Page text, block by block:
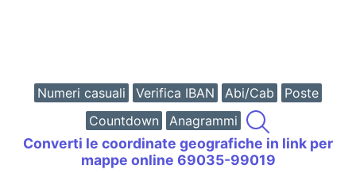
Numeri casuali Verifica IBAN Abi/Cab
Poste
Countdown
Anagrammi
Converti le coordinate geografiche in link per
mappe online 69035-99019